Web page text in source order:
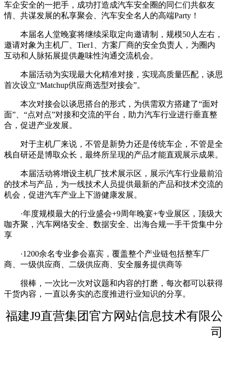
车企安全的一把手，成功打造成汽车安全圈的同仁们共叙友
情、共谋发展的私享聚会、汽车安全名人的高端Party！
本届名人堂晚宴将继续采取定向邀请制，规模50人左右，
邀请对象为主机厂、Tier1、方案厂商的安全负责人，为圈内
互动和人脉拓展提供趣味性沟通交流机会。
本届活动为实现最大化精准对接，实现高质量匹配，谈思
首次设立“Matchup供应商选型对接会”。
本次对接会以谈思搭台的形式，为供需双方搭建了“面对
面”、“点对点”对接和交流的平台，助力汽车行业进行垂直整
合，促进产业发展。
对于主机厂来说，不管是新势力还是传统车企，不管是全
栈自研还是博取众长，最终所呈现的产品才能直观展示成果。
本届活动将增设主机厂技术展示区，展示汽车行业最前沿
的技术与产品，为一线技术人员提供最新的产品和技术交流的
机会，促进汽车产业上下游健康发展。
·年度规模最大的行业盛会+9周年晚宴+专业展区，顶级大
咖齐聚，汽车网络安全、数据安全、出海合规一手干货集中分
享
·1200余名专业参会嘉宾，覆盖整个产业链包括整车厂
商、一级供应商、二级供应商、安全服务提供商等
很棒，一次比一次对议题和内容的打磨，每次都可以获得
干货内容，一直以务实的态度推进行业知识的分享。
福建J9直营集团官方网站信息技术有限公
司